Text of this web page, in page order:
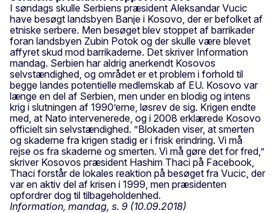
I søndags skulle Serbiens præsident Aleksandar Vucic
have besøgt landsbyen Banje i Kosovo, der er befolket af
etniske serbere. Men besøget blev stoppet af barrikader
foran landsbyen Zubin Potok og der skulle være blevet
affyret skud mod barrikaderne. Det skriver Information
mandag. Serbien har aldrig anerkendt Kosovos
selvstændighed, og området er et problem i forhold til
begge landes potentielle medlemskab af EU. Kosovo var
længe en del af Serbien, men under en blodig og intens
krig i slutningen af 1990’erne, løsrev de sig. Krigen endte
med, at Nato intervenerede, og i 2008 erklærede Kosovo
officielt sin selvstændighed. ”Blokaden viser, at smerten
og skaderne fra krigen stadig er i frisk erindring. Vi må
rejse os fra skaderne og smerten. Vi må gøre det for fred,”
skriver Kosovos præsident Hashim Thaci på Facebook,
Thaci forstår de lokales reaktion på besøget fra Vucic, der
var en aktiv del af krisen i 1999, men præsidenten
opfordrer dog til tilbageholdenhed.
Information, mandag, s. 9 (10.09.2018)